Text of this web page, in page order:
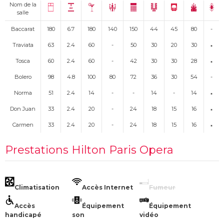
Nom de la
salle
Baccarat 180 6.7 180 140 150 44 45 80 -
Traviata 63 2.4 60 - 50 30 20 30
Tosca 60 2.4 60 - 42 30 30 28
Bolero 98 4.8 100 80 72 36 30 54 -
Norma 51 2.4 14 - - 14 - 14
Don Juan 33 2.4 20 - 24 18 15 16
Carmen 33 2.4 20 - 24 18 15 16
Prestations Hilton Paris Opera
Climatisation Accès Internet Fumeur
Accès
handicapé
Équipement
son
Équipement
vidéo